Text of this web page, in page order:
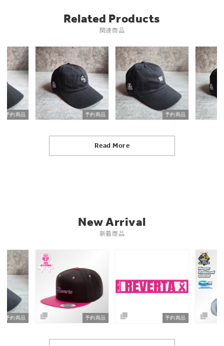
Related Products
関連商品
予約商品 予約商品 予約商品
Read More
New Arrival
新着商品
予約商品 予約商品 予約商品